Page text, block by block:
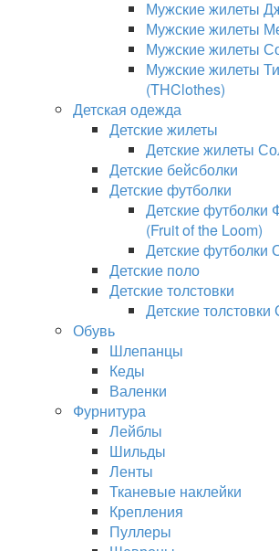
Мужские жилеты
Мужские жилеты
Мужские жилеты
Мужские жилеты
(THClothes)
Детская одежда
Детские жилеты
Детские жилеты
Детские бейсболки
Детские футболки
Детские футболки
(Fruit of the Loom)
Детские футболки
Детские поло
Детские толстовки
Детские
Обувь
Шлепанцы
Кеды
Валенки
Фурнитура
Лейблы
Шильды
Ленты
Тканевые наклейки
Крепления
Пуллеры